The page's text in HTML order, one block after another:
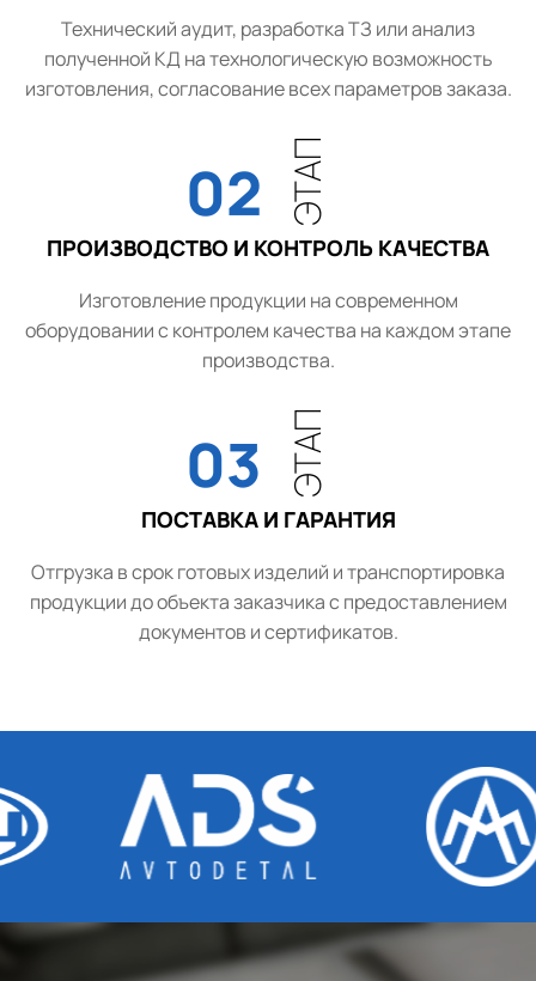
Технический аудит, разработка ТЗ или анализ
полученной КД на технологическую возможность
изготовления, согласование всех параметров заказа.
02 ЭТАП
ПРОИЗВОДСТВО И КОНТРОЛЬ КАЧЕСТВА
Изготовление продукции на современном
оборудовании с контролем качества на каждом этапе
производства.
03 ЭТАП
ПОСТАВКА И ГАРАНТИЯ
Отгрузка в срок готовых изделий и транспортировка
продукции до объекта заказчика с предоставлением
документов и сертификатов.